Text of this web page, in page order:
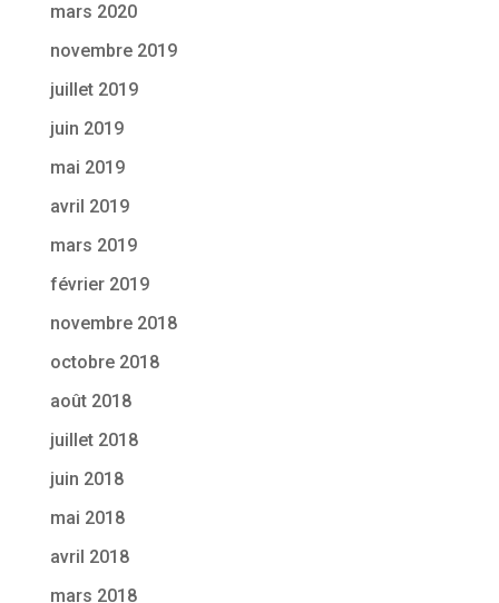
mars 2020
novembre 2019
juillet 2019
juin 2019
mai 2019
avril 2019
mars 2019
février 2019
novembre 2018
octobre 2018
août 2018
juillet 2018
juin 2018
mai 2018
avril 2018
mars 2018